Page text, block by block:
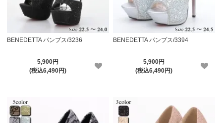
BENEDETTA パンプス/3236
5,900円
(税込6,490円)
BENEDETTA パンプス/3394
5,900円
(税込6,490円)